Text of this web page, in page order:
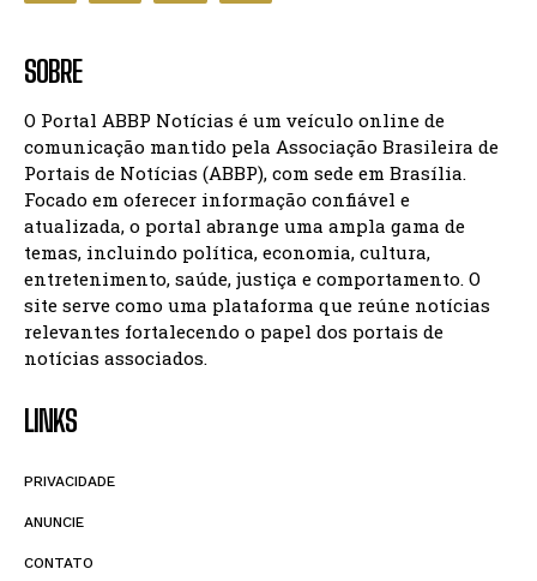
SOBRE
O Portal ABBP Notícias é um veículo online de
comunicação mantido pela Associação Brasileira de
Portais de Notícias (ABBP), com sede em Brasília.
Focado em oferecer informação confiável e
atualizada, o portal abrange uma ampla gama de
temas, incluindo política, economia, cultura,
entretenimento, saúde, justiça e comportamento. O
site serve como uma plataforma que reúne notícias
relevantes fortalecendo o papel dos portais de
notícias associados.
LINKS
PRIVACIDADE
ANUNCIE
CONTATO